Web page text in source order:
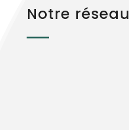
Notre réseau